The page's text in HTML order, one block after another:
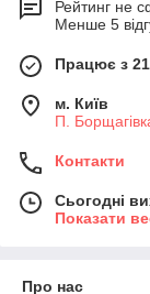
Рейтинг не
Менше 5
Працює з
м. Київ
П.
Контакти
Сьогодні
Показати
Про нас